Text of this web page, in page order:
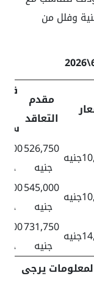
وفلل من
مقدم
التعاقد
526,750
جنيه
545,000
جنيه
731,750
جنيه
يرجى